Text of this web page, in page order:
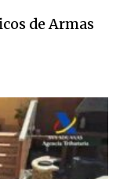
de Armas